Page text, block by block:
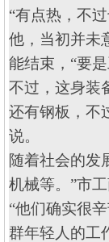
“有点热，不
他，当初并未
能结束，“要
不过，这身装
还有钢板，不
说。
随着社会的发
机械等。”市
“他们确实很
群年轻人的工